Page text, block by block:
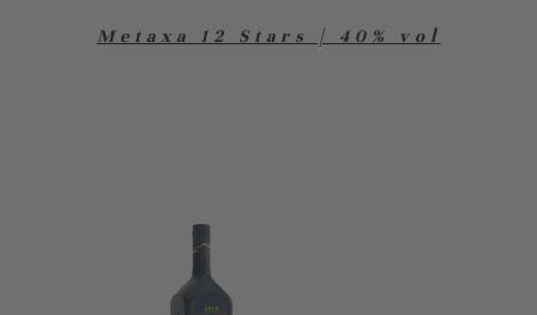
Metaxa 12 Stars | 40% vol